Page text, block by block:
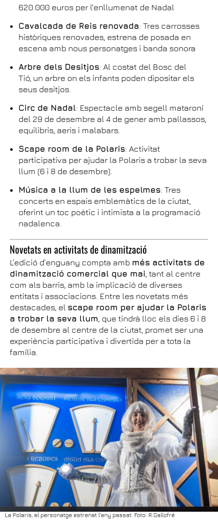
620.000 euros per l'enllumenat de Nadal
Cavalcada de Reis renovada: Tres carrosses
històriques renovades, estrena de posada en
escena amb nous personatges i banda sonora
Arbre dels Desitjos: Al costat del Bosc del
Tió, un arbre on els infants poden dipositar els
seus desitjos.
Circ de Nadal: Espectacle amb segell mataroní
del 29 de desembre al 4 de gener amb pallassos,
equilibris, aeris i malabars.
Scape room de la Polaris: Activitat
participativa per ajudar la Polaris a trobar la seva
llum (6 i 8 de desembre).
Música a la llum de les espelmes: Tres
concerts en espais emblemàtics de la ciutat,
oferint un toc poètic i intimista a la programació
nadalenca.
Novetats en activitats de dinamització
L’edició d’enguany compta amb més activitats de
dinamització comercial que mai , tant al centre
com als barris, amb la implicació de diverses
entitats i associacions. Entre les novetats més
destacades, el scape room per ajudar la Polaris
a trobar la seva llum , que tindrà lloc els dies 6 i 8
de desembre al centre de la ciutat, promet ser una
experiència participativa i divertida per a tota la
família.
La Polaris, el personatge estrenat l'any passat. Foto: R.Gallofré